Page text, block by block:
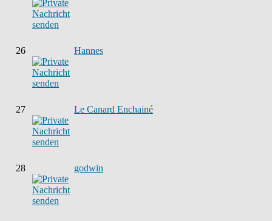
26 Hannes
27 Le Canard Enchainé
28 godwin